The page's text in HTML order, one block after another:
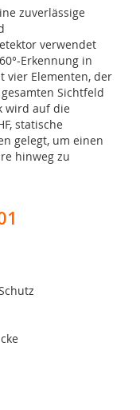
zuverlässige
verwendet
Erkennung in
vier Elementen, der
Sichtfeld
wird auf die
statische
gelegt, um einen
hinweg zu